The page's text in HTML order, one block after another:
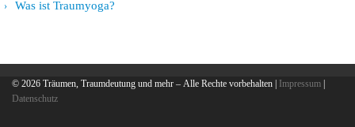
Was ist Traumyoga?
© 2026 Träumen, Traumdeutung und mehr – Alle Rechte vorbehalten | Impressum
Datenschutz